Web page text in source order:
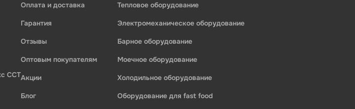
ССТ
оплата и доставка
гарантия
отзывы
оптовым покупателям
акции
блог
тепловое оборудование
электромеханическое оборудование
барное оборудование
моечное оборудование
холодильное оборудование
оборудование для fast food